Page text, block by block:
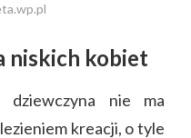
niskich kobiet
nie ma
kreacji, o tyle